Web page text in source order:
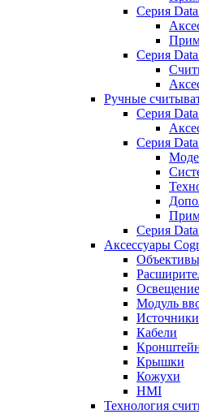
Серия
Серия
Ручные
Серия
Серия
Серия
Аксессуары
Объективы
Освещение
Модуль
Кабели
Крышки
Кожухи
HMI
Технология